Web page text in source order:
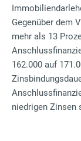
Gegenüber dem
mehr als 13
162.000 auf
niedrigen Zinsen